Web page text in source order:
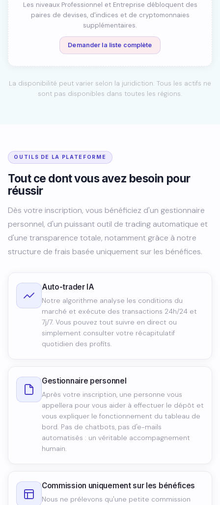
Les niveaux Professionnel et Entreprise débloquent des
paires de devises, d'indices et de cryptomonnaies
supplémentaires.
Demander la liste complète
La disponibilité peut varier selon la juridiction. Tous les actifs ne
sont pas disponibles dans toutes les régions.
OUTILS DE LA PLATEFORME
Tout ce dont vous avez besoin pour
réussir
Dès votre inscription, vous bénéficiez d'un gestionnaire
personnel, d'un puissant outil de trading automatique et
d'une transparence totale, notamment grâce à notre
structure de frais basée uniquement sur les bénéfices.
Auto-trader IA
Notre algorithme analyse les conditions du
marché et exécute des transactions 24h/24 et
7j/7. Vous pouvez tout suivre en direct ou
simplement consulter votre récapitulatif
quotidien des profits.
Gestionnaire personnel
Après votre inscription, une personne vous
appellera pour vous aider à effectuer le dépôt et
vous expliquer le fonctionnement du tableau de
bord. Pas de chatbots, pas d'e-mails
automatisés : un véritable accompagnement
humain.
Commission uniquement sur les bénéfices
Nous ne prélevons qu'une petite commission